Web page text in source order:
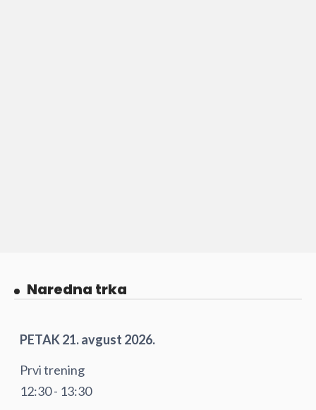
Naredna trka
PETAK 21. avgust 2026.
Prvi trening
12:30 - 13:30